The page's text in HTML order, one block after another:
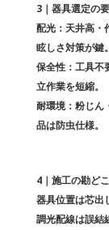
3｜器具選定の
配光：天井高・
眩しさ対策が鍵。
保全性：工具不
立作業を短縮。
耐環境：粉じん
品は防虫仕様。
4｜施工の勘ど
器具位置は芯出
調光配線は誤結